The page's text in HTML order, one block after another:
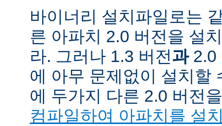
바이너리 설치파일로는
른 아파치 2.0 버전을 설
라. 그러나 1.3 버전과2.0
에 아무 문제없이 설치할
에 두가지 다른 2.0 버전
컴파일하여 아파치를 설